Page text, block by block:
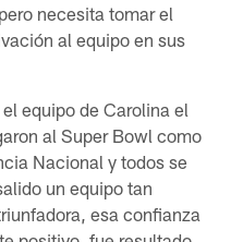
necesita tomar el
al equipo en sus
equipo de Carolina el
al Super Bowl como
Nacional y todos se
un equipo tan
esa confianza